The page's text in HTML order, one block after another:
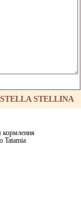
STELLINA
кормления
Tatamia